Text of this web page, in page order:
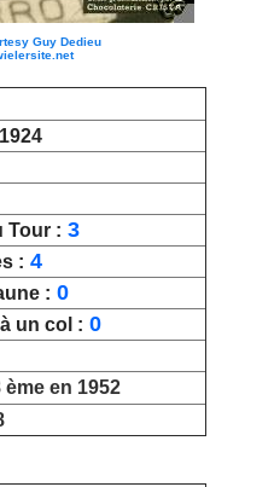
Guy Dedieu
Tour : 3
: 4
: 0
un col : 0
ème en 1952